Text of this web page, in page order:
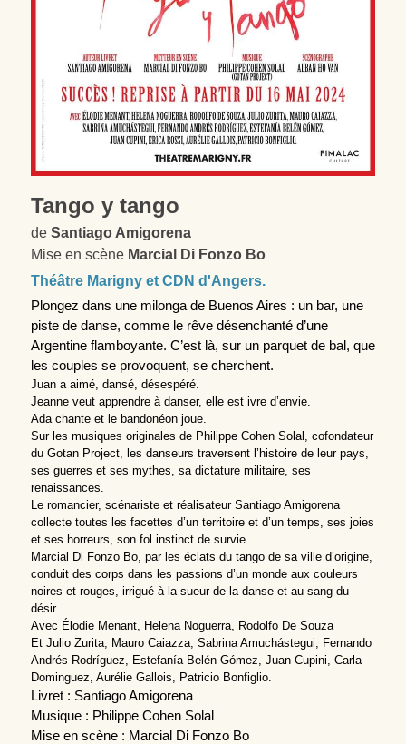
Tango y tango
de Santiago Amigorena
Mise en scène Marcial Di Fonzo Bo
Théâtre Marigny et CDN d'Angers.
Plongez dans une milonga de Buenos Aires : un bar, une
piste de danse, comme le rêve désenchanté d’une
Argentine flamboyante. C’est là, sur un parquet de bal, que
les couples se provoquent, se cherchent.
Juan a aimé, dansé, désespéré.
Jeanne veut apprendre à danser, elle est ivre d’envie.
Ada chante et le bandonéon joue.
Sur les musiques originales de Philippe Cohen Solal, cofondateur
du Gotan Project, les danseurs traversent l’histoire de leur pays,
ses guerres et ses mythes, sa dictature militaire, ses
renaissances.
Le romancier, scénariste et réalisateur Santiago Amigorena
collecte toutes les facettes d’un territoire et d’un temps, ses joies
et ses horreurs, son fol instinct de survie.
Marcial Di Fonzo Bo, par les éclats du tango de sa ville d’origine,
conduit des corps dans les passions d’un monde aux couleurs
noires et rouges, irrigué à la sueur de la danse et au sang du
désir.
Avec Élodie Menant, Helena Noguerra, Rodolfo De Souza
Et Julio Zurita, Mauro Caiazza, Sabrina Amuchástegui, Fernando
Andrés Rodríguez, Estefanía Belén Gómez, Juan Cupini, Carla
Dominguez, Aurélie Gallois, Patricio Bonfiglio.
Livret : Santiago Amigorena
Musique : Philippe Cohen Solal
Mise en scène : Marcial Di Fonzo Bo